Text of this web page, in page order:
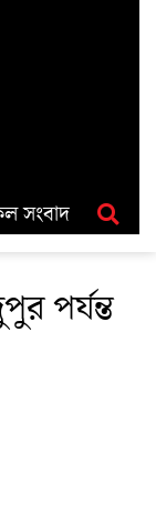
সংবাদ
পর্যন্ত